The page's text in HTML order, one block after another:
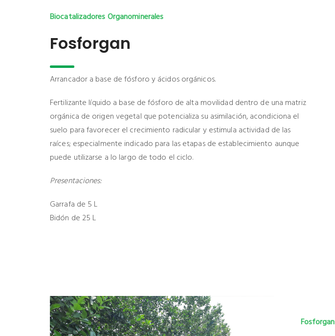
Biocatalizadores Organominerales
Fosforgan
Arrancador a base de fósforo y ácidos orgánicos.
Fertilizante líquido a base de fósforo de alta movilidad dentro de una matriz
orgánica de origen vegetal que potencializa su asimilación, acondiciona el
suelo para favorecer el crecimiento radicular y estimula actividad de las
raíces; especialmente indicado para las etapas de establecimiento aunque
puede utilizarse a lo largo de todo el ciclo.
Presentaciones:
Garrafa de 5 L
Bidón de 25 L
Fosforgan